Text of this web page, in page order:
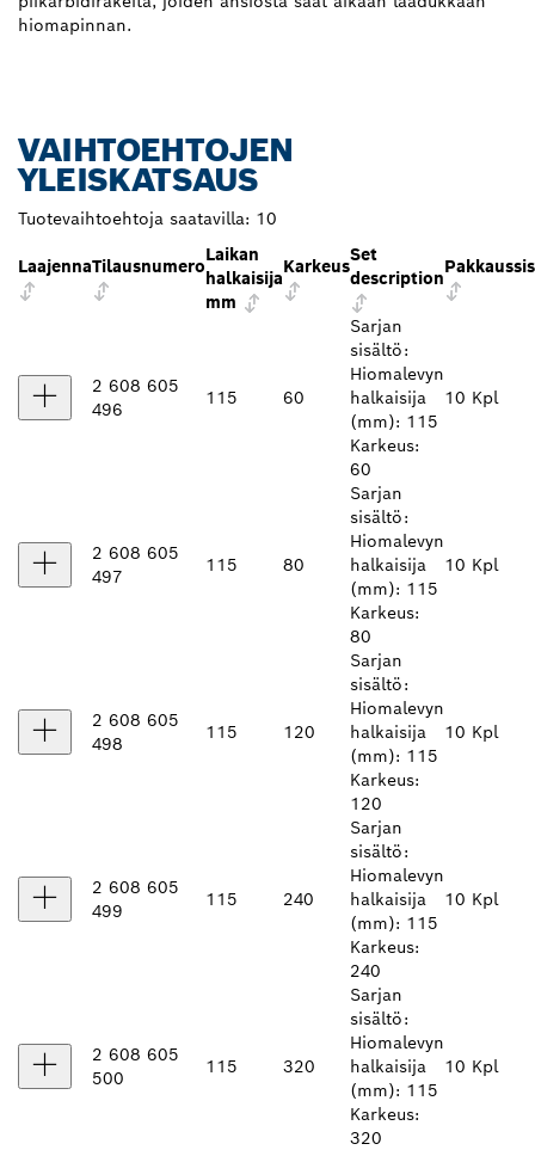
hiomapinnan.
VAIHTOEHTOJEN
YLEISKATSAUS
Tuotevaihtoehtoja saatavilla: 10
LaajennaTilausnumero
Laikan
halkaisija
mm
Karkeus
Set
description
2 608 605
496
115 60
Sarjan
sisältö:
Hiomalevyn
halkaisija
(mm): 115
Karkeus:
60
10 Kpl
2 608 605
497
115 80
Sarjan
sisältö:
Hiomalevyn
halkaisija
(mm): 115
Karkeus:
80
10 Kpl
2 608 605
498
115 120
Sarjan
sisältö:
Hiomalevyn
halkaisija
(mm): 115
Karkeus:
120
10 Kpl
2 608 605
499
115 240
Sarjan
sisältö:
Hiomalevyn
halkaisija
(mm): 115
Karkeus:
240
10 Kpl
2 608 605
500
115 320
Sarjan
sisältö:
Hiomalevyn
halkaisija
(mm): 115
Karkeus:
320
10 Kpl